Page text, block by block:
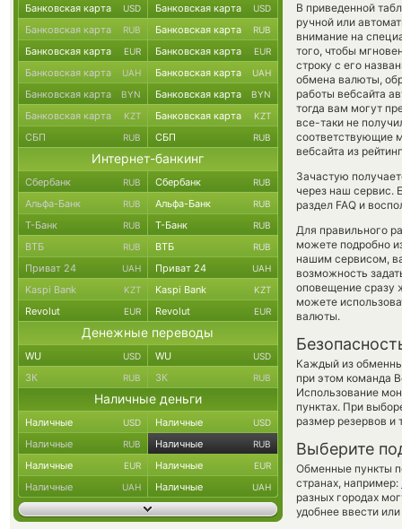
В приведенной
ручной или
внимание на
того, чтобы
строку с его
обмена валюты,
работы вебсайта
тогда вам могут
все-таки не
соответствующие
вебсайта из
Зачастую
через наш сервис.
раздел FAQ и
Для правильного
можете подробно
нашим сервисом,
возможность
оповещение сразу
можете
валюты.
Каждый из
при этом команда
Использование
пунктах. При
размер резервов и
Выберите
Обменные пункты
странах, например:
разных городах
удобнее ввести
Банковская карта USD Банковская карта USD
Банковская карта RUB Банковская карта RUB
Банковская карта EUR Банковская карта EUR
Банковская карта UAH Банковская карта UAH
Банковская карта BYN Банковская карта BYN
Банковская карта KZT Банковская карта KZT
СБП RUB СБП RUB
Интернет-банкинг
Сбербанк RUB Сбербанк RUB
Альфа-Банк RUB Альфа-Банк RUB
Т-Банк RUB Т-Банк RUB
ВТБ RUB ВТБ RUB
Приват 24 UAH Приват 24 UAH
Kaspi Bank KZT Kaspi Bank KZT
Revolut EUR Revolut EUR
Денежные переводы
WU USD WU USD
ЗК RUB ЗК RUB
Наличные деньги
Наличные USD Наличные USD
Наличные RUB Наличные RUB
Наличные EUR Наличные EUR
Наличные UAH Наличные UAH